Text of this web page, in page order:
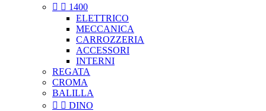
  1400
ELETTRICO
MECCANICA
CARROZZERIA
ACCESSORI
INTERNI
REGATA
CROMA
BALILLA
  DINO